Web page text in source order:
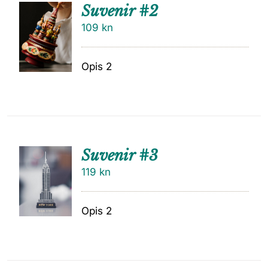
DODAJ
U
KOŠARI
CU
Suvenir #2
109 kn
Opis 2
DODAJ
Suvenir #3
119 kn
Opis 2